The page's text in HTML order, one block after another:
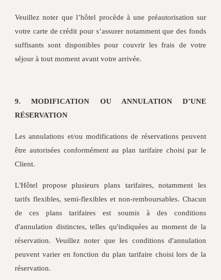
Veuillez noter que l’hôtel procède à une préautorisation sur
votre carte de crédit pour s’assurer notamment que des fonds
suffisants sont disponibles pour couvrir les frais de votre
séjour à tout moment avant votre arrivée.
9. MODIFICATION OU ANNULATION D’UNE
RÉSERVATION
Les annulations et/ou modifications de réservations peuvent
être autorisées conformément au plan tarifaire choisi par le
Client.
L'Hôtel propose plusieurs plans tarifaires, notamment les
tarifs flexibles, semi-flexibles et non-remboursables. Chacun
de ces plans tarifaires est soumis à des conditions
d'annulation distinctes, telles qu'indiquées au moment de la
réservation. Veuillez noter que les conditions d'annulation
peuvent varier en fonction du plan tarifaire choisi lors de la
réservation.